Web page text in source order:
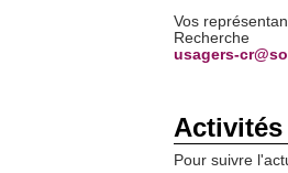
Vos
Recherche
usagers-
Activités
Pour suivre